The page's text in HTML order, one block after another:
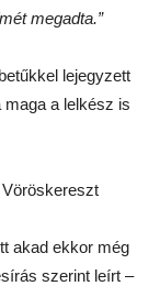
megadta.”
lejegyzett
a lelkész is
akad ekkor még
szerint leírt –